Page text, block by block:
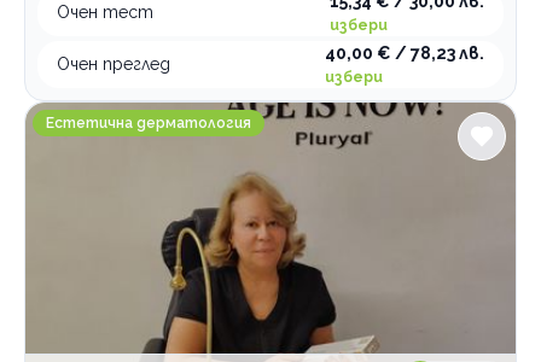
Очен тест
избери
Очен преглед
40,00 € / 78,23 лв.
избери
SunClinic
Естетична дерматология